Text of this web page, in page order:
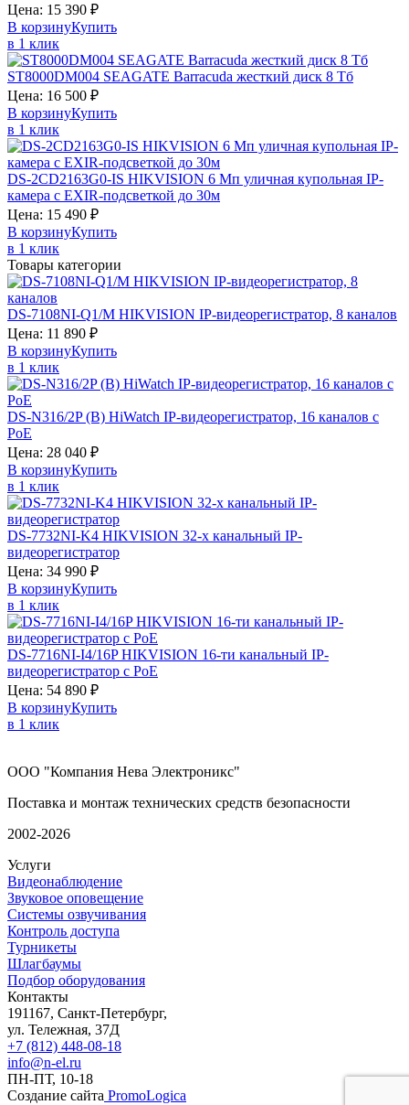
Цена: 15 390 ₽
В корзинуКупить
в 1 клик
ST8000DM004 SEAGATE Barracuda жесткий диск 8 Тб
Цена: 16 500 ₽
В корзинуКупить
в 1 клик
DS-2CD2163G0-IS HIKVISION 6 Мп уличная купольная IP-
камера с EXIR-подсветкой до 30м
Цена: 15 490 ₽
В корзинуКупить
в 1 клик
Товары категории
DS-7108NI-Q1/M HIKVISION IP-видеорегистратор, 8 каналов
Цена: 11 890 ₽
В корзинуКупить
в 1 клик
DS-N316/2P (B) HiWatch IP-видеорегистратор, 16 каналов c
PoE
Цена: 28 040 ₽
В корзинуКупить
в 1 клик
DS-7732NI-K4 HIKVISION 32-х канальный IP-
видеорегистратор
Цена: 34 990 ₽
В корзинуКупить
в 1 клик
DS-7716NI-I4/16PHIKVISION 16-ти канальный IP-
видеорегистратор c PoE
Цена: 54 890 ₽
В корзинуКупить
в 1 клик
ООО "Компания Нева Электроникс"
Поставка и монтаж технических средств безопасности
2002-2026
Услуги
Видеонаблюдение
Звуковое оповещение
Системы озвучивания
Контроль доступа
Турникеты
Шлагбаумы
Подбор оборудования
Контакты
191167, Санкт-Петербург,
ул. Тележная, 37Д
+7 (812) 448-08-18
info@n-el.ru
ПН-ПТ, 10-18
Создание сайта PromoLogica